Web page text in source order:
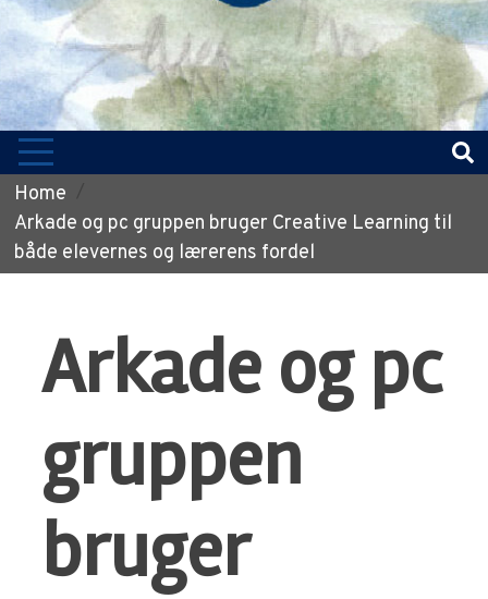
Home
Arkade og pc gruppen bruger Creative Learning til
både elevernes og lærerens fordel
Arkade og pc
gruppen
bruger